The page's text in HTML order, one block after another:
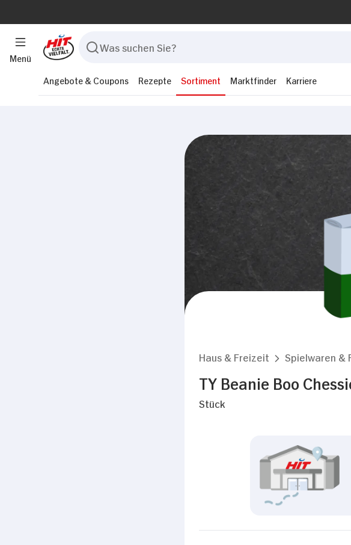
Menü
Angebote & Coupons Rezepte Sortiment Marktfinder Karriere
Haus & Freizeit Spielwaren &
TY Beanie Boo
Stück